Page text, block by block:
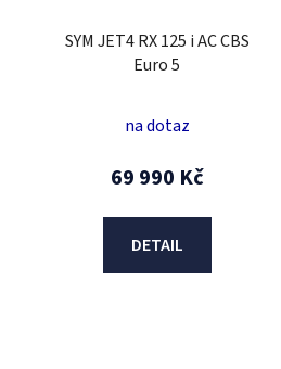
SYM JET4 RX 125 i AC CBS
Euro 5
na dotaz
69 990 Kč
DETAIL